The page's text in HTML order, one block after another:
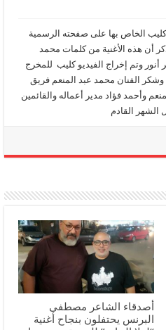
الخاص بها على صفحته الرسمية
أن هذه الأغنية من كلمات محمد
وتم إخراج الفيديو كليب للمخرج
وشكر الفنان محمد عبد المنعم فريق
وأحمد فؤاد مدير أعماله والقائمين
الشهر القادم
أصدقاء الشاعر مصطفى
البرنس يحتفلون بنجاح أغنية